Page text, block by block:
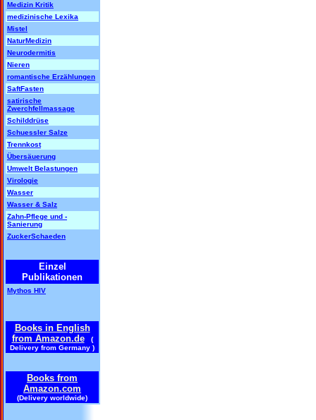
Medizin Kritik
medizinische Lexika
Mistel
NaturMedizin
Neurodermitis
Nieren
romantische Erzählungen
SaftFasten
satirische
Zwerchfellmassage
Schilddrüse
Schuessler Salze
Trennkost
Übersäuerung
Umwelt Belastungen
Virologie
Wasser
Wasser & Salz
Zahn-Pflege und -
Sanierung
ZuckerSchaeden
Einzel
Publikationen
Mythos HIV
Books in English
from Amazon.de(
Delivery from Germany )
Books from
Amazon.com
(Delivery worldwide)